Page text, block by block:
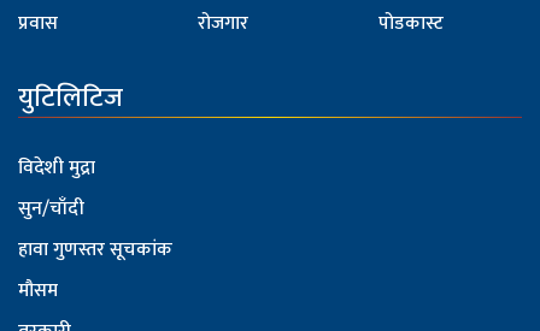
प्रवास
रोजगार
पोडकास्ट
युटिलिटिज
विदेशी मुद्रा
सुन/चाँदी
हावा गुणस्तर सूचकांक
मौसम